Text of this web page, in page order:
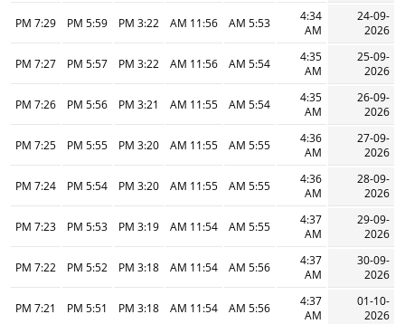
24-09-
2026
4:34
AM
5:53 AM
11:56 AM
3:22 PM
5:59 PM
7:29 PM
25-09-
2026
4:35
AM
5:54 AM
11:56 AM
3:22 PM
5:57 PM
7:27 PM
26-09-
2026
4:35
AM
5:54 AM
11:55 AM
3:21 PM
5:56 PM
7:26 PM
27-09-
2026
4:36
AM
5:55 AM
11:55 AM
3:20 PM
5:55 PM
7:25 PM
28-09-
2026
4:36
AM
5:55 AM
11:55 AM
3:20 PM
5:54 PM
7:24 PM
29-09-
2026
4:37
AM
5:55 AM
11:54 AM
3:19 PM
5:53 PM
7:23 PM
30-09-
2026
4:37
AM
5:56 AM
11:54 AM
3:18 PM
5:52 PM
7:22 PM
01-10-
2026
4:37
AM
5:56 AM
11:54 AM
3:18 PM
5:51 PM
7:21 PM